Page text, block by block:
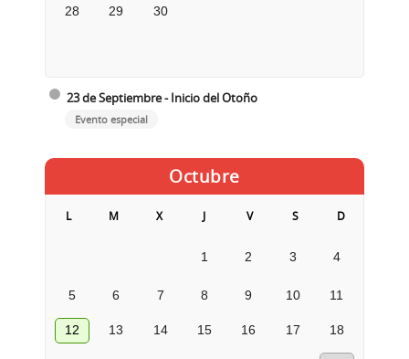
28 29 30
23 de Septiembre - Inicio del Otoño
Evento especial
Octubre
L M X J V S D
1 2 3 4
5 6 7 8 9 10 11
12 13 14 15 16 17 18